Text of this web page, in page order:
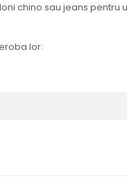
chino sau jeans pentru
lor.